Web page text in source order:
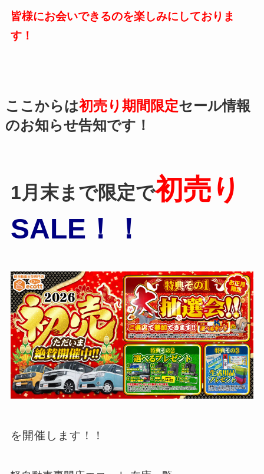
皆様にお会いできるのを楽しみにしておりま
す！
ここからは初売り期間限定セール情報
のお知らせ告知です！
1月末まで限定で初売り
SALE ！！
を開催します！！